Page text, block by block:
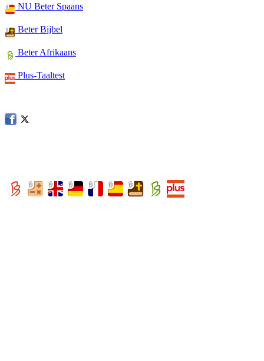
NU Beter Spaans
Beter Bijbel
Beter Afrikaans
Plus-Taaltest